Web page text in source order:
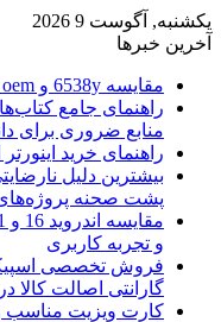
یکشنبه, آگوست 9 2026
آخرین خبرها
مقایسه 6538y و intel xeon platinum 8470q oem
راهنمای جامع
منابع ضروری برای
راهنمای خرید
بیشترین دلیل
پشت صحنه
و تجربه کاربری
فروش تخصصی اسپیکر
گارانتی اصالت کالا
کارت ویزیت مناسب